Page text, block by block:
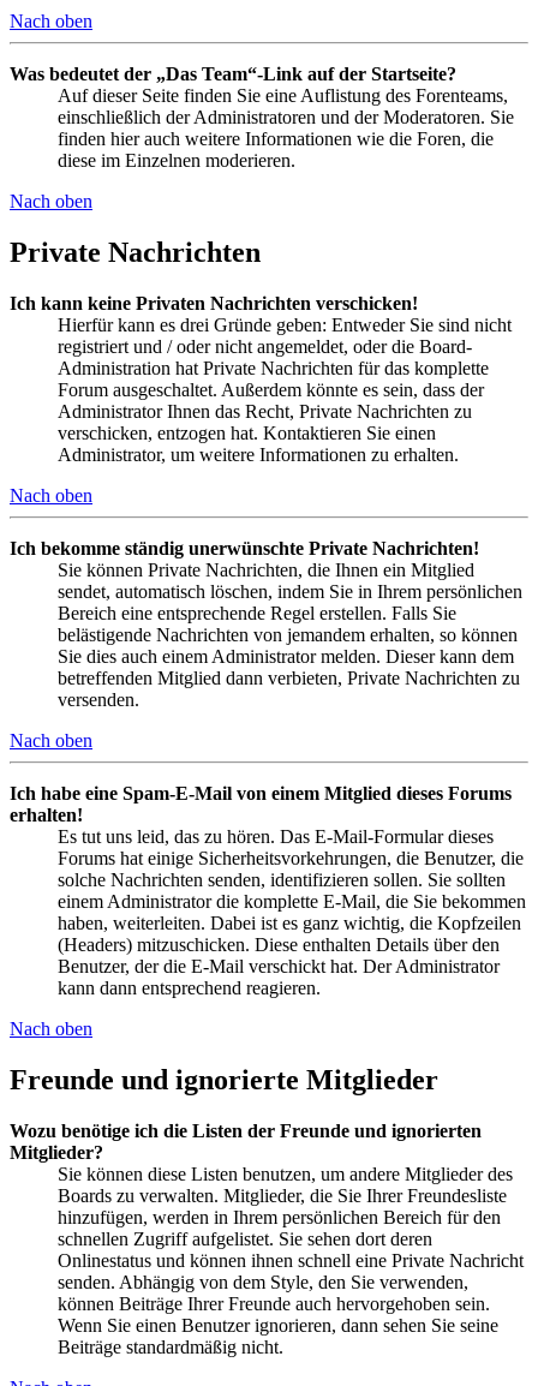
Nach oben
Was bedeutet der „Das Team“-Link auf der Startseite?
Auf dieser Seite finden Sie eine Auflistung des Forenteams,
einschließlich der Administratoren und der Moderatoren. Sie
finden hier auch weitere Informationen wie die Foren, die
diese im Einzelnen moderieren.
Nach oben
Private Nachrichten
Ich kann keine Privaten Nachrichten verschicken!
Hierfür kann es drei Gründe geben: Entweder Sie sind nicht
registriert und / oder nicht angemeldet, oder die Board-
Administration hat Private Nachrichten für das komplette
Forum ausgeschaltet. Außerdem könnte es sein, dass der
Administrator Ihnen das Recht, Private Nachrichten zu
verschicken, entzogen hat. Kontaktieren Sie einen
Administrator, um weitere Informationen zu erhalten.
Nach oben
Ich bekomme ständig unerwünschte Private Nachrichten!
Sie können Private Nachrichten, die Ihnen ein Mitglied
sendet, automatisch löschen, indem Sie in Ihrem persönlichen
Bereich eine entsprechende Regel erstellen. Falls Sie
belästigende Nachrichten von jemandem erhalten, so können
Sie dies auch einem Administrator melden. Dieser kann dem
betreffenden Mitglied dann verbieten, Private Nachrichten zu
versenden.
Nach oben
Ich habe eine Spam-E-Mail von einem Mitglied dieses Forums
erhalten!
Es tut uns leid, das zu hören. Das E-Mail-Formular dieses
Forums hat einige Sicherheitsvorkehrungen, die Benutzer, die
solche Nachrichten senden, identifizieren sollen. Sie sollten
einem Administrator die komplette E-Mail, die Sie bekommen
haben, weiterleiten. Dabei ist es ganz wichtig, die Kopfzeilen
(Headers) mitzuschicken. Diese enthalten Details über den
Benutzer, der die E-Mail verschickt hat. Der Administrator
kann dann entsprechend reagieren.
Nach oben
Freunde und ignorierte Mitglieder
Wozu benötige ich die Listen der Freunde und ignorierten
Mitglieder?
Sie können diese Listen benutzen, um andere Mitglieder des
Boards zu verwalten. Mitglieder, die Sie Ihrer Freundesliste
hinzufügen, werden in Ihrem persönlichen Bereich für den
schnellen Zugriff aufgelistet. Sie sehen dort deren
Onlinestatus und können ihnen schnell eine Private Nachricht
senden. Abhängig von dem Style, den Sie verwenden,
können Beiträge Ihrer Freunde auch hervorgehoben sein.
Wenn Sie einen Benutzer ignorieren, dann sehen Sie seine
Beiträge standardmäßig nicht.